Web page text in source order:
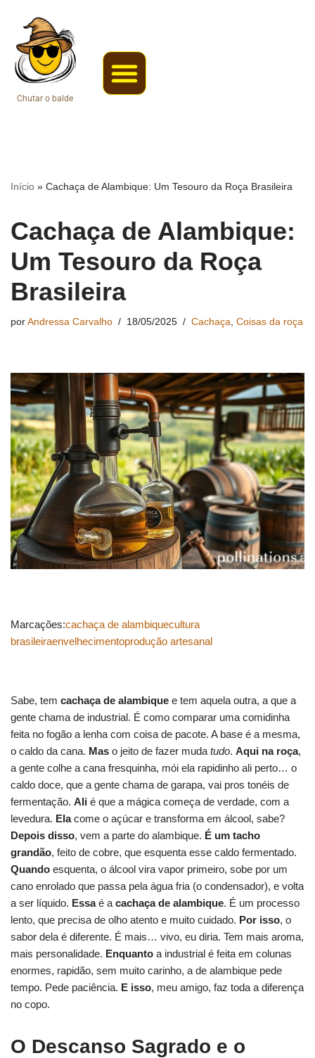
Pular
para
o
Chutar o balde
Início » Cachaça de Alambique: Um Tesouro da Roça Brasileira
Cachaça de Alambique:
Um Tesouro da Roça
Brasileira
por Andressa Carvalho 18/05/2025 Cachaça, Coisas da roça
Marcações:cachaça de alambiquecultura
brasileiraenvelhecimentoprodução artesanal
Sabe, tem cachaça de alambique e tem aquela outra, a que a
gente chama de industrial. É como comparar uma comidinha
feita no fogão a lenha com coisa de pacote. A base é a mesma,
o caldo da cana. Mas o jeito de fazer muda tudo. Aqui na roça,
a gente colhe a cana fresquinha, mói ela rapidinho ali perto… o
caldo doce, que a gente chama de garapa, vai pros tonéis de
fermentação. Ali é que a mágica começa de verdade, com a
levedura. Elacome o açúcar e transforma em álcool, sabe?
Depois disso, vem a parte do alambique. É um tacho
grandão, feito de cobre, que esquenta esse caldo fermentado.
Quando esquenta, o álcool vira vapor primeiro, sobe por um
cano enrolado que passa pela água fria (o condensador), e volta
a ser líquido. Essaé a cachaça de alambique. É um processo
lento, que precisa de olho atento e muito cuidado. Por isso, o
sabor dela é diferente. É mais… vivo, eu diria. Tem mais aroma,
mais personalidade. Enquanto a industrial é feita em colunas
enormes, rapidão, sem muito carinho, a de alambique pede
tempo. Pede paciência. E isso, meu amigo, faz toda a diferença
no copo.
O Descanso Sagrado e o